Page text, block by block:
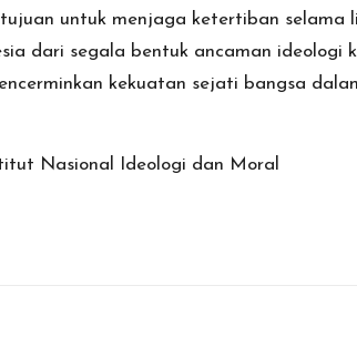
untuk menjaga ketertiban
dari segala bentuk ancaman
kekuatan sejati bangsa
Nasional Ideologi dan Moral